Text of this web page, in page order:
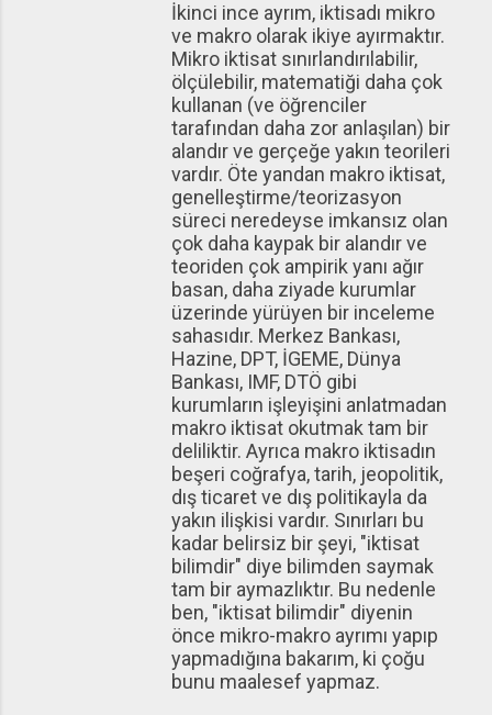
İkinci ince ayrım, iktisadı mikro
ve makro olarak ikiye ayırmaktır.
Mikro iktisat sınırlandırılabilir,
ölçülebilir, matematiği daha çok
kullanan (ve öğrenciler
tarafından daha zor anlaşılan) bir
alandır ve gerçeğe yakın teorileri
vardır. Öte yandan makro iktisat,
genelleştirme/teorizasyon
süreci neredeyse imkansız olan
çok daha kaypak bir alandır ve
teoriden çok ampirik yanı ağır
basan, daha ziyade kurumlar
üzerinde yürüyen bir inceleme
sahasıdır. Merkez Bankası,
Hazine, DPT, İGEME, Dünya
Bankası, IMF, DTÖ gibi
kurumların işleyişini anlatmadan
makro iktisat okutmak tam bir
deliliktir. Ayrıca makro iktisadın
beşeri coğrafya, tarih, jeopolitik,
dış ticaret ve dış politikayla da
yakın ilişkisi vardır. Sınırları bu
kadar belirsiz bir şeyi, "iktisat
bilimdir" diye bilimden saymak
tam bir aymazlıktır. Bu nedenle
ben, "iktisat bilimdir" diyenin
önce mikro-makro ayrımı yapıp
yapmadığına bakarım, ki çoğu
bunu maalesef yapmaz.